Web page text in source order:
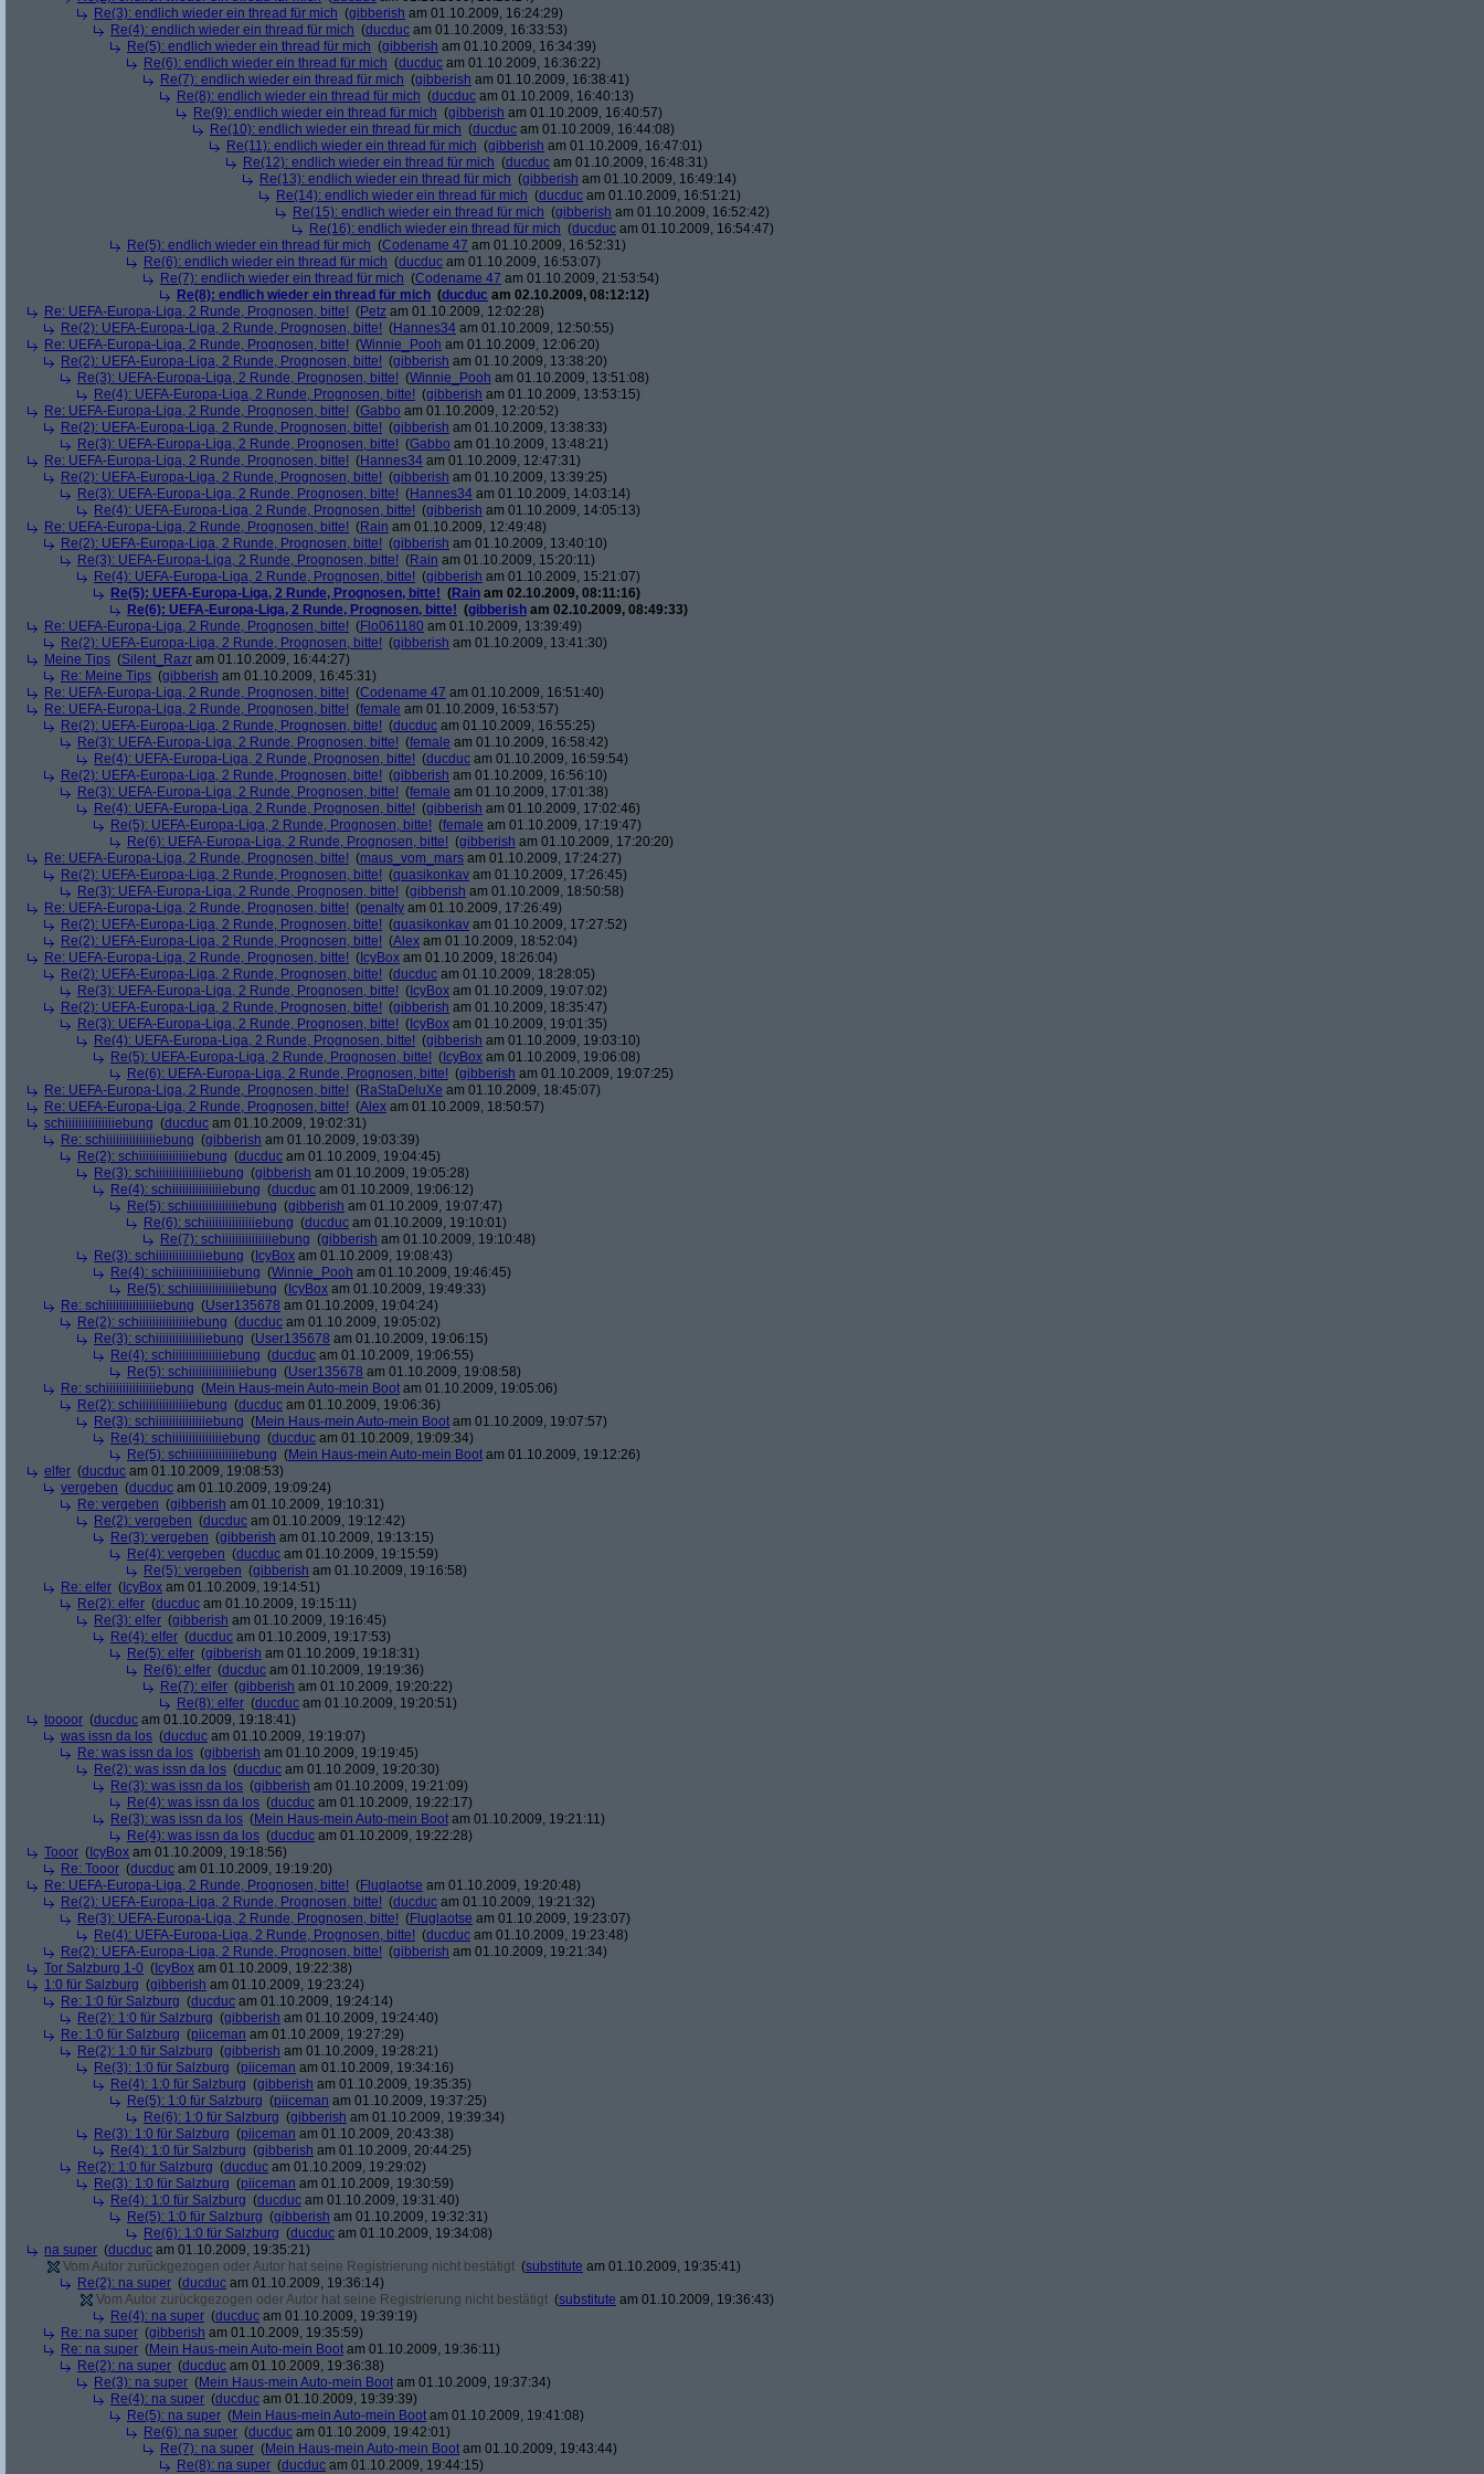
Re(3): endlich wieder ein thread für mich (gibberish am 01.10.2009, 16:24:29)
Re(4): endlich wieder ein thread für mich (ducduc am 01.10.2009, 16:33:53)
Re(5): endlich wieder ein thread für mich (gibberish am 01.10.2009, 16:34:39)
Re(6): endlich wieder ein thread für mich (ducduc am 01.10.2009, 16:36:22)
Re(7): endlich wieder ein thread für mich (gibberish am 01.10.2009, 16:38:41)
Re(8): endlich wieder ein thread für mich (ducduc am 01.10.2009, 16:40:13)
Re(9): endlich wieder ein thread für mich (gibberish am 01.10.2009, 16:40:57)
Re(10): endlich wieder ein thread für mich (ducduc am 01.10.2009, 16:44:08)
Re(11): endlich wieder ein thread für mich (gibberish am 01.10.2009, 16:47:01)
Re(12): endlich wieder ein thread für mich (ducduc am 01.10.2009, 16:48:31)
Re(13): endlich wieder ein thread für mich (gibberish am 01.10.2009, 16:49:14)
Re(14): endlich wieder ein thread für mich (ducduc am 01.10.2009, 16:51:21)
Re(15): endlich wieder ein thread für mich (gibberish am 01.10.2009, 16:52:42)
Re(16): endlich wieder ein thread für mich (ducduc am 01.10.2009, 16:54:47)
Re(5): endlich wieder ein thread für mich (Codename 47 am 01.10.2009, 16:52:31)
Re(6): endlich wieder ein thread für mich (ducduc am 01.10.2009, 16:53:07)
Re(7): endlich wieder ein thread für mich (Codename 47 am 01.10.2009, 21:53:54)
Re(8): endlich wieder ein thread für mich (ducduc am 02.10.2009, 08:12:12)
Re: UEFA-Europa-Liga, 2 Runde, Prognosen, bitte! (Petz am 01.10.2009, 12:02:28)
Re(2): UEFA-Europa-Liga, 2 Runde, Prognosen, bitte! (Hannes34 am 01.10.2009, 12:50:55)
Re: UEFA-Europa-Liga, 2 Runde, Prognosen, bitte! (Winnie_Pooh am 01.10.2009, 12:06:20)
Re(2): UEFA-Europa-Liga, 2 Runde, Prognosen, bitte! (gibberish am 01.10.2009, 13:38:20)
Re(3): UEFA-Europa-Liga, 2 Runde, Prognosen, bitte! (Winnie_Pooh am 01.10.2009, 13:51:08)
Re(4): UEFA-Europa-Liga, 2 Runde, Prognosen, bitte! (gibberish am 01.10.2009, 13:53:15)
Re: UEFA-Europa-Liga, 2 Runde, Prognosen, bitte! (Gabbo am 01.10.2009, 12:20:52)
Re(2): UEFA-Europa-Liga, 2 Runde, Prognosen, bitte! (gibberish am 01.10.2009, 13:38:33)
Re(3): UEFA-Europa-Liga, 2 Runde, Prognosen, bitte! (Gabbo am 01.10.2009, 13:48:21)
Re: UEFA-Europa-Liga, 2 Runde, Prognosen, bitte! (Hannes34 am 01.10.2009, 12:47:31)
Re(2): UEFA-Europa-Liga, 2 Runde, Prognosen, bitte! (gibberish am 01.10.2009, 13:39:25)
Re(3): UEFA-Europa-Liga, 2 Runde, Prognosen, bitte! (Hannes34 am 01.10.2009, 14:03:14)
Re(4): UEFA-Europa-Liga, 2 Runde, Prognosen, bitte! (gibberish am 01.10.2009, 14:05:13)
Re: UEFA-Europa-Liga, 2 Runde, Prognosen, bitte! (Rain am 01.10.2009, 12:49:48)
Re(2): UEFA-Europa-Liga, 2 Runde, Prognosen, bitte! (gibberish am 01.10.2009, 13:40:10)
Re(3): UEFA-Europa-Liga, 2 Runde, Prognosen, bitte! (Rain am 01.10.2009, 15:20:11)
Re(4): UEFA-Europa-Liga, 2 Runde, Prognosen, bitte! (gibberish am 01.10.2009, 15:21:07)
Re(5): UEFA-Europa-Liga, 2 Runde, Prognosen, bitte! (Rain am 02.10.2009, 08:11:16)
Re(6): UEFA-Europa-Liga, 2 Runde, Prognosen, bitte! (gibberish am 02.10.2009, 08:49:33)
Re: UEFA-Europa-Liga, 2 Runde, Prognosen, bitte! (Flo061180 am 01.10.2009, 13:39:49)
Re(2): UEFA-Europa-Liga, 2 Runde, Prognosen, bitte! (gibberish am 01.10.2009, 13:41:30)
Meine Tips (Silent_Razr am 01.10.2009, 16:44:27)
Re: Meine Tips (gibberish am 01.10.2009, 16:45:31)
Re: UEFA-Europa-Liga, 2 Runde, Prognosen, bitte! (Codename 47 am 01.10.2009, 16:51:40)
Re: UEFA-Europa-Liga, 2 Runde, Prognosen, bitte! (female am 01.10.2009, 16:53:57)
Re(2): UEFA-Europa-Liga, 2 Runde, Prognosen, bitte! (ducduc am 01.10.2009, 16:55:25)
Re(3): UEFA-Europa-Liga, 2 Runde, Prognosen, bitte! (female am 01.10.2009, 16:58:42)
Re(4): UEFA-Europa-Liga, 2 Runde, Prognosen, bitte! (ducduc am 01.10.2009, 16:59:54)
Re(2): UEFA-Europa-Liga, 2 Runde, Prognosen, bitte! (gibberish am 01.10.2009, 16:56:10)
Re(3): UEFA-Europa-Liga, 2 Runde, Prognosen, bitte! (female am 01.10.2009, 17:01:38)
Re(4): UEFA-Europa-Liga, 2 Runde, Prognosen, bitte! (gibberish am 01.10.2009, 17:02:46)
Re(5): UEFA-Europa-Liga, 2 Runde, Prognosen, bitte! (female am 01.10.2009, 17:19:47)
Re(6): UEFA-Europa-Liga, 2 Runde, Prognosen, bitte! (gibberish am 01.10.2009, 17:20:20)
Re: UEFA-Europa-Liga, 2 Runde, Prognosen, bitte! (maus_vom_mars am 01.10.2009, 17:24:27)
Re(2): UEFA-Europa-Liga, 2 Runde, Prognosen, bitte! (quasikonkav am 01.10.2009, 17:26:45)
Re(3): UEFA-Europa-Liga, 2 Runde, Prognosen, bitte! (gibberish am 01.10.2009, 18:50:58)
Re: UEFA-Europa-Liga, 2 Runde, Prognosen, bitte! (penalty am 01.10.2009, 17:26:49)
Re(2): UEFA-Europa-Liga, 2 Runde, Prognosen, bitte! (quasikonkav am 01.10.2009, 17:27:52)
Re(2): UEFA-Europa-Liga, 2 Runde, Prognosen, bitte! (Alex am 01.10.2009, 18:52:04)
Re: UEFA-Europa-Liga, 2 Runde, Prognosen, bitte! ( IcyBox am 01.10.2009, 18:26:04)
Re(2): UEFA-Europa-Liga, 2 Runde, Prognosen, bitte! (ducduc am 01.10.2009, 18:28:05)
Re(3): UEFA-Europa-Liga, 2 Runde, Prognosen, bitte! ( IcyBox am 01.10.2009, 19:07:02)
Re(2): UEFA-Europa-Liga, 2 Runde, Prognosen, bitte! (gibberish am 01.10.2009, 18:35:47)
Re(3): UEFA-Europa-Liga, 2 Runde, Prognosen, bitte! ( IcyBox am 01.10.2009, 19:01:35)
Re(4): UEFA-Europa-Liga, 2 Runde, Prognosen, bitte! (gibberish am 01.10.2009, 19:03:10)
Re(5): UEFA-Europa-Liga, 2 Runde, Prognosen, bitte! ( IcyBox am 01.10.2009, 19:06:08)
Re(6): UEFA-Europa-Liga, 2 Runde, Prognosen, bitte! (gibberish am 01.10.2009, 19:07:25)
Re: UEFA-Europa-Liga, 2 Runde, Prognosen, bitte! (RaStaDeluXe am 01.10.2009, 18:45:07)
Re: UEFA-Europa-Liga, 2 Runde, Prognosen, bitte! (Alex am 01.10.2009, 18:50:57)
schiiiiiiiiiiiiiiiebung (ducduc am 01.10.2009, 19:02:31)
Re: schiiiiiiiiiiiiiiiebung (gibberish am 01.10.2009, 19:03:39)
Re(2): schiiiiiiiiiiiiiiiebung (ducduc am 01.10.2009, 19:04:45)
Re(3): schiiiiiiiiiiiiiiiebung (gibberish am 01.10.2009, 19:05:28)
Re(4): schiiiiiiiiiiiiiiiebung (ducduc am 01.10.2009, 19:06:12)
Re(5): schiiiiiiiiiiiiiiiebung (gibberish am 01.10.2009, 19:07:47)
Re(6): schiiiiiiiiiiiiiiiebung (ducduc am 01.10.2009, 19:10:01)
Re(7): schiiiiiiiiiiiiiiiebung (gibberish am 01.10.2009, 19:10:48)
Re(3): schiiiiiiiiiiiiiiiebung ( IcyBox am 01.10.2009, 19:08:43)
Re(4): schiiiiiiiiiiiiiiiebung (Winnie_Pooh am 01.10.2009, 19:46:45)
Re(5): schiiiiiiiiiiiiiiiebung ( IcyBox am 01.10.2009, 19:49:33)
Re: schiiiiiiiiiiiiiiiebung (User135678 am 01.10.2009, 19:04:24)
Re(2): schiiiiiiiiiiiiiiiebung (ducduc am 01.10.2009, 19:05:02)
Re(3): schiiiiiiiiiiiiiiiebung (User135678 am 01.10.2009, 19:06:15)
Re(4): schiiiiiiiiiiiiiiiebung (ducduc am 01.10.2009, 19:06:55)
Re(5): schiiiiiiiiiiiiiiiebung (User135678 am 01.10.2009, 19:08:58)
Re: schiiiiiiiiiiiiiiiebung (Mein Haus-mein Auto-mein Boot am 01.10.2009, 19:05:06)
Re(2): schiiiiiiiiiiiiiiiebung (ducduc am 01.10.2009, 19:06:36)
Re(3): schiiiiiiiiiiiiiiiebung (Mein Haus-mein Auto-mein Boot am 01.10.2009, 19:07:57)
Re(4): schiiiiiiiiiiiiiiiebung (ducduc am 01.10.2009, 19:09:34)
Re(5): schiiiiiiiiiiiiiiiebung (Mein Haus-mein Auto-mein Boot am 01.10.2009, 19:12:26)
elfer (ducduc am 01.10.2009, 19:08:53)
vergeben (ducduc am 01.10.2009, 19:09:24)
Re: vergeben (gibberish am 01.10.2009, 19:10:31)
Re(2): vergeben (ducduc am 01.10.2009, 19:12:42)
Re(3): vergeben (gibberish am 01.10.2009, 19:13:15)
Re(4): vergeben (ducduc am 01.10.2009, 19:15:59)
Re(5): vergeben (gibberish am 01.10.2009, 19:16:58)
Re: elfer ( IcyBox am 01.10.2009, 19:14:51)
Re(2): elfer (ducduc am 01.10.2009, 19:15:11)
Re(3): elfer (gibberish am 01.10.2009, 19:16:45)
Re(4): elfer (ducduc am 01.10.2009, 19:17:53)
Re(5): elfer (gibberish am 01.10.2009, 19:18:31)
Re(6): elfer (ducduc am 01.10.2009, 19:19:36)
Re(7): elfer (gibberish am 01.10.2009, 19:20:22)
Re(8): elfer (ducduc am 01.10.2009, 19:20:51)
toooor (ducduc am 01.10.2009, 19:18:41)
was issn da los (ducduc am 01.10.2009, 19:19:07)
Re: was issn da los (gibberish am 01.10.2009, 19:19:45)
Re(2): was issn da los (ducduc am 01.10.2009, 19:20:30)
Re(3): was issn da los (gibberish am 01.10.2009, 19:21:09)
Re(4): was issn da los (ducduc am 01.10.2009, 19:22:17)
Re(3): was issn da los (Mein Haus-mein Auto-mein Boot am 01.10.2009, 19:21:11)
Re(4): was issn da los (ducduc am 01.10.2009, 19:22:28)
Tooor ( IcyBox am 01.10.2009, 19:18:56)
Re: Tooor (ducduc am 01.10.2009, 19:19:20)
Re: UEFA-Europa-Liga, 2 Runde, Prognosen, bitte! (Fluglaotse am 01.10.2009, 19:20:48)
Re(2): UEFA-Europa-Liga, 2 Runde, Prognosen, bitte! (ducduc am 01.10.2009, 19:21:32)
Re(3): UEFA-Europa-Liga, 2 Runde, Prognosen, bitte! (Fluglaotse am 01.10.2009, 19:23:07)
Re(4): UEFA-Europa-Liga, 2 Runde, Prognosen, bitte! (ducduc am 01.10.2009, 19:23:48)
Re(2): UEFA-Europa-Liga, 2 Runde, Prognosen, bitte! (gibberish am 01.10.2009, 19:21:34)
Tor Salzburg 1-0 ( IcyBox am 01.10.2009, 19:22:38)
1:0 für Salzburg (gibberish am 01.10.2009, 19:23:24)
Re: 1:0 für Salzburg (ducduc am 01.10.2009, 19:24:14)
Re(2): 1:0 für Salzburg (gibberish am 01.10.2009, 19:24:40)
Re: 1:0 für Salzburg (piiceman am 01.10.2009, 19:27:29)
Re(2): 1:0 für Salzburg (gibberish am 01.10.2009, 19:28:21)
Re(3): 1:0 für Salzburg (piiceman am 01.10.2009, 19:34:16)
Re(4): 1:0 für Salzburg (gibberish am 01.10.2009, 19:35:35)
Re(5): 1:0 für Salzburg (piiceman am 01.10.2009, 19:37:25)
Re(6): 1:0 für Salzburg (gibberish am 01.10.2009, 19:39:34)
Re(3): 1:0 für Salzburg (piiceman am 01.10.2009, 20:43:38)
Re(4): 1:0 für Salzburg (gibberish am 01.10.2009, 20:44:25)
Re(2): 1:0 für Salzburg (ducduc am 01.10.2009, 19:29:02)
Re(3): 1:0 für Salzburg (piiceman am 01.10.2009, 19:30:59)
Re(4): 1:0 für Salzburg (ducduc am 01.10.2009, 19:31:40)
Re(5): 1:0 für Salzburg (gibberish am 01.10.2009, 19:32:31)
Re(6): 1:0 für Salzburg (ducduc am 01.10.2009, 19:34:08)
na super (ducduc am 01.10.2009, 19:35:21)
Vom Autor zurückgezogen oder Autor hat seine Registrierung nicht bestätigt (substitute am 01.10.2009, 19:35:41)
Re(2): na super (ducduc am 01.10.2009, 19:36:14)
Vom Autor zurückgezogen oder Autor hat seine Registrierung nicht bestätigt (substitute am 01.10.2009, 19:36:43)
Re(4): na super (ducduc am 01.10.2009, 19:39:19)
Re: na super (gibberish am 01.10.2009, 19:35:59)
Re: na super (Mein Haus-mein Auto-mein Boot am 01.10.2009, 19:36:11)
Re(2): na super (ducduc am 01.10.2009, 19:36:38)
Re(3): na super (Mein Haus-mein Auto-mein Boot am 01.10.2009, 19:37:34)
Re(4): na super (ducduc am 01.10.2009, 19:39:39)
Re(5): na super (Mein Haus-mein Auto-mein Boot am 01.10.2009, 19:41:08)
Re(6): na super (ducduc am 01.10.2009, 19:42:01)
Re(7): na super (Mein Haus-mein Auto-mein Boot am 01.10.2009, 19:43:44)
Re(8): na super (ducduc am 01.10.2009, 19:44:15)